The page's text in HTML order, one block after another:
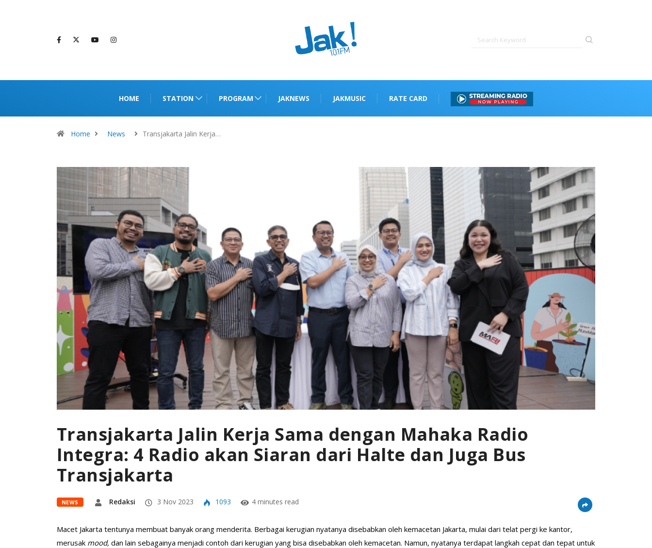
HOME STATION PROGRAM JAKNEWS JAKMUSIC RATE CARD
Home News Transjakarta Jalin Kerja…
Transjakarta Jalin Kerja Sama dengan Mahaka Radio
Integra: 4 Radio akan Siaran dari Halte dan Juga Bus
Transjakarta
NEWS Redaksi 3 Nov 2023 1093 4 minutes read
Macet Jakarta tentunya membuat banyak orang menderita. Berbagai kerugian nyatanya disebabkan oleh kemacetan Jakarta, mulai dari telat pergi ke kantor,
merusak mood, dan lain sebagainya menjadi contoh dari kerugian yang bisa disebabkan oleh kemacetan. Namun, nyatanya terdapat langkah cepat dan tepat untuk